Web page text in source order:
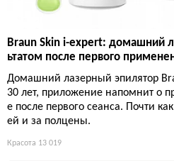
Braun Skin i-expert: домашний
ьтатом после первого
Домашний лазерный эпилятор
30 лет, приложение напомнит о
е после первого сеанса. Почти
ей и за полцены.
Красота 13 019